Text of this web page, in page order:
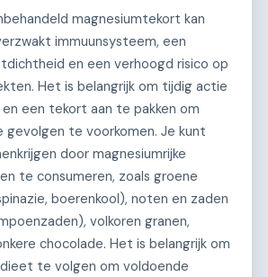
magnesiumtekort kan
immuunsysteem, een
en een verhoogd risico op
Het is belangrijk om tijdig actie
een tekort aan te pakken om
te voorkomen. Je kunt
door magnesiumrijke
te consumeren, zoals groene
boerenkool), noten en zaden
volkoren granen,
chocolade. Het is belangrijk om
te volgen om voldoende